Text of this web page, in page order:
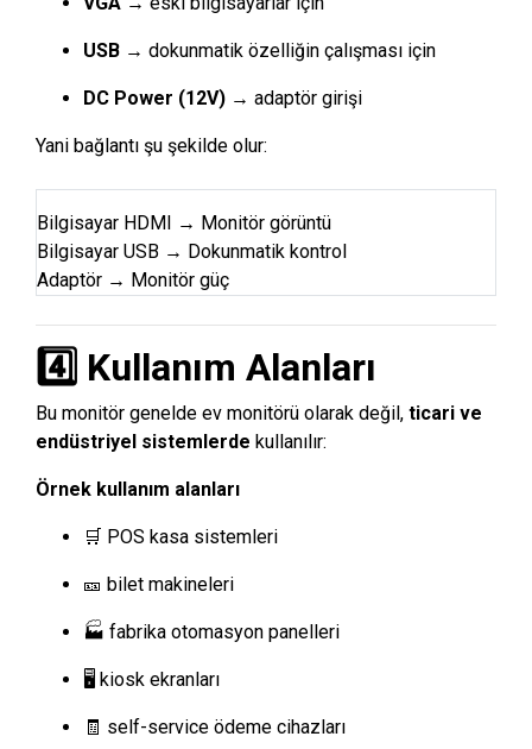
USB → dokunmatik özelliğin çalışması için
DC Power (12V) → adaptör girişi
Yani bağlantı şu şekilde olur:
Bilgisayar HDMI → Monitör görüntü
Bilgisayar USB → Dokunmatik kontrol
Adaptör → Monitör güç
4️⃣ Kullanım Alanları
Bu monitör genelde ev monitörü olarak değil, ticari ve
endüstriyel sistemlerde kullanılır:
Örnek kullanım alanları
🛒 POS kasa sistemleri
🎫 bilet makineleri
🏭 fabrika otomasyon panelleri
🖥 kiosk ekranları
🧾 self-service ödeme cihazları